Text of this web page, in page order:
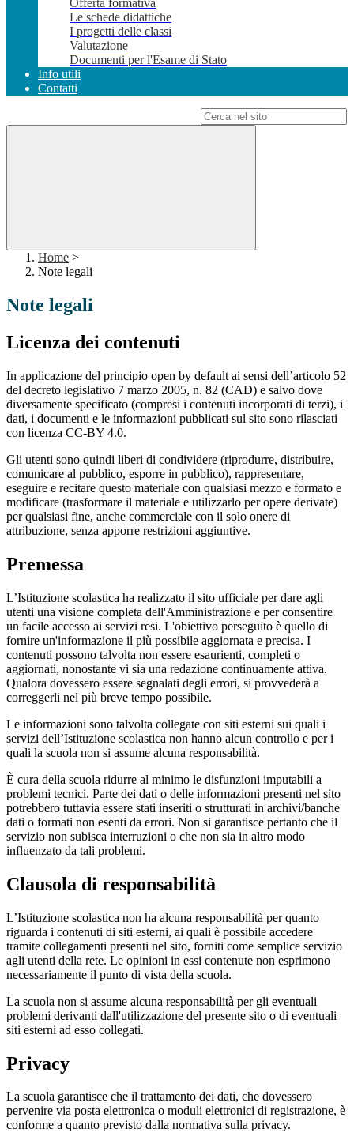
Offerta formativa
Le schede didattiche
I progetti delle classi
Valutazione
Documenti per l'Esame di Stato
Info utili
Contatti
Home >
Note legali
Note legali
Licenza dei contenuti
In applicazione del principio open by default ai sensi dell’articolo 52
del decreto legislativo 7 marzo 2005, n. 82 (CAD) e salvo dove
diversamente specificato (compresi i contenuti incorporati di terzi), i
dati, i documenti e le informazioni pubblicati sul sito sono rilasciati
con licenza CC-BY 4.0.
Gli utenti sono quindi liberi di condividere (riprodurre, distribuire,
comunicare al pubblico, esporre in pubblico), rappresentare,
eseguire e recitare questo materiale con qualsiasi mezzo e formato e
modificare (trasformare il materiale e utilizzarlo per opere derivate)
per qualsiasi fine, anche commerciale con il solo onere di
attribuzione, senza apporre restrizioni aggiuntive.
Premessa
L’Istituzione scolastica ha realizzato il sito ufficiale per dare agli
utenti una visione completa dell'Amministrazione e per consentire
un facile accesso ai servizi resi. L'obiettivo perseguito è quello di
fornire un'informazione il più possibile aggiornata e precisa. I
contenuti possono talvolta non essere esaurienti, completi o
aggiornati, nonostante vi sia una redazione continuamente attiva.
Qualora dovessero essere segnalati degli errori, si provvederà a
correggerli nel più breve tempo possibile.
Le informazioni sono talvolta collegate con siti esterni sui quali i
servizi dell’Istituzione scolastica non hanno alcun controllo e per i
quali la scuola non si assume alcuna responsabilità.
È cura della scuola ridurre al minimo le disfunzioni imputabili a
problemi tecnici. Parte dei dati o delle informazioni presenti nel sito
potrebbero tuttavia essere stati inseriti o strutturati in archivi/banche
dati o formati non esenti da errori. Non si garantisce pertanto che il
servizio non subisca interruzioni o che non sia in altro modo
influenzato da tali problemi.
Clausola di responsabilità
L’Istituzione scolastica non ha alcuna responsabilità per quanto
riguarda i contenuti di siti esterni, ai quali è possibile accedere
tramite collegamenti presenti nel sito, forniti come semplice servizio
agli utenti della rete. Le opinioni in essi contenute non esprimono
necessariamente il punto di vista della scuola.
La scuola non si assume alcuna responsabilità per gli eventuali
problemi derivanti dall'utilizzazione del presente sito o di eventuali
siti esterni ad esso collegati.
Privacy
La scuola garantisce che il trattamento dei dati, che dovessero
pervenire via posta elettronica o moduli elettronici di registrazione, è
conforme a quanto previsto dalla normativa sulla privacy.